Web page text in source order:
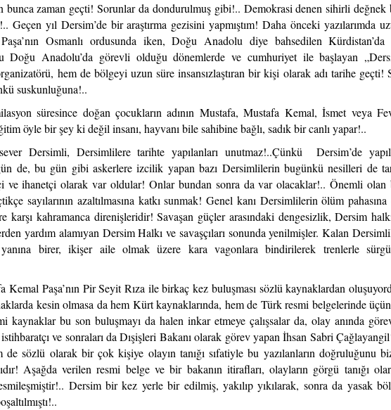
bunca zaman geçti! Sorunlar da dondurulmuş gibi!.. Demokrasi denen sihirli değnek
Geçen yıl Dersim’de bir araştırma gezisini yapmıştım! Daha önceki yazılarımda
Osmanlı ordusunda iken, Doğu Anadolu diye bahsedilen Kürdistan’da
Doğu Anadolu’da görevli olduğu dönemlerde ve cumhuriyet ile başlayan
hem de bölgeyi uzun süre insansızlaştıran bir kişi olarak adı tarihe geçti!
suskunluğuna!..
süresince doğan çocukların adının Mustafa, Mustafa Kemal, İsmet veya
öyle bir şey ki değil insanı, hayvanı bile sahibine bağlı, sadık bir canlı yapar!..
Dersimli, Dersimlilere tarihte yapılanları unutmaz!..Çünkü Dersim’de
de, bu gün gibi askerlere izcilik yapan bazı Dersimlilerin bugünkü nesilleri de
ve ihanetçi olarak var oldular! Onlar bundan sonra da var olacaklar!.. Önemli olan
sayılarının azaltılmasına katkı sunmak! Genel kanı Dersimlilerin ölüm pahasına
karşı kahramanca direnişleridir! Savaşan güçler arasındaki dengesizlik, Dersim
yardım alamıyan Dersim Halkı ve savaşçıları sonunda yenilmişler. Kalan
birer, ikişer aile olmak üzere kara vagonlara bindirilerek trenlerle
Kemal Paşa’nın Pir Seyit Rıza ile birkaç kez buluşması sözlü kaynaklardan
kesin olmasa da hem Kürt kaynaklarında, hem de Türk resmi belgelerinde
kaynaklar bu son buluşmayı da halen inkar etmeye çalışsalar da, olay anında
ve sonraları da Dışişleri Bakanı olarak görev yapan İhsan Sabri
de sözlü olarak bir çok kişiye olayın tanığı sıfatiyle bu yazılanların doğruluğunu
Aşağda verilen resmi belge ve bir bakanın itirafları, olayların görgü tanığı
Dersim bir kez yerle bir edilmiş, yakılıp yıkılarak, sonra da yasak